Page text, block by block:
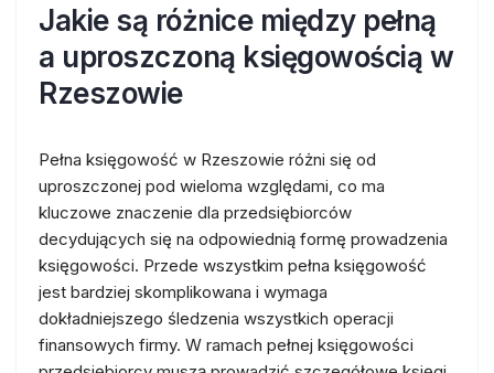
Jakie są różnice między pełną
a uproszczoną księgowością w
Rzeszowie
Pełna księgowość w Rzeszowie różni się od
uproszczonej pod wieloma względami, co ma
kluczowe znaczenie dla przedsiębiorców
decydujących się na odpowiednią formę prowadzenia
księgowości. Przede wszystkim pełna księgowość
jest bardziej skomplikowana i wymaga
dokładniejszego śledzenia wszystkich operacji
finansowych firmy. W ramach pełnej księgowości